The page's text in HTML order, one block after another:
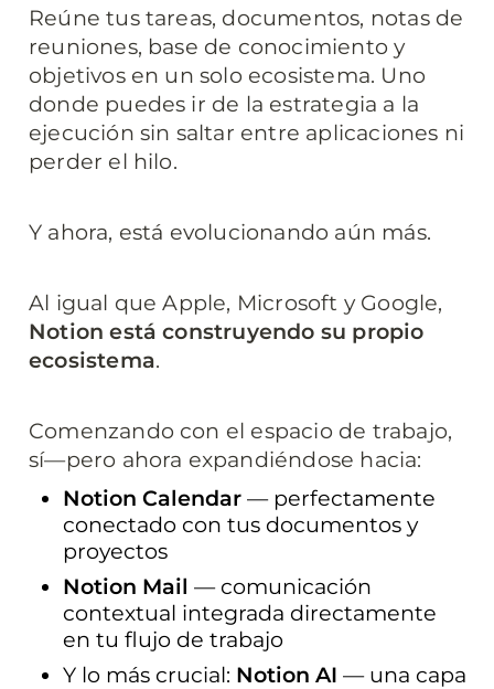
Reúne tus tareas, documentos, notas de
reuniones, base de conocimiento y
objetivos en un solo ecosistema. Uno
donde puedes ir de la estrategia a la
ejecución sin saltar entre aplicaciones ni
perder el hilo.
Y ahora, está evolucionando aún más.
Notion está construyendo su propio
ecosistema.
Comenzando con el espacio de trabajo,
sí—pero ahora expandiéndose hacia:
Notion Calendar — perfectamente
conectado con tus documentos y
proyectos
Notion Mail — comunicación
contextual integrada directamente
en tu flujo de trabajo
Y lo más crucial: Notion AI — una capa